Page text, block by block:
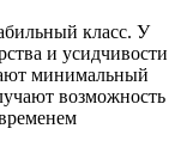
класс. У
и усидчивости
минимальный
возможность